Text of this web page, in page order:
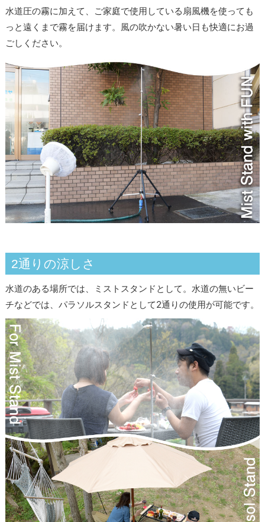
水道圧の霧に加えて、ご家庭で使用している扇風機を使っても
っと遠くまで霧を届けます。風の吹かない暑い日も快適にお過
ごしください。
2通りの涼しさ
水道のある場所では、ミストスタンドとして。水道の無いビー
チなどでは、パラソルスタンドとして2通りの使用が可能です。